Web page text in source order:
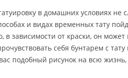
в домашних условиях не
и видах временных тату
в зависимости от краски, он
себя бунтарем с
подобный рисунок на всю жизнь,